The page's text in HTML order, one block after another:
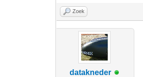
Zoek
datakneder